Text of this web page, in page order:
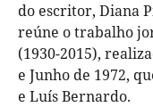
do escritor, Diana
reúne o trabalho
(1930-2015),
e Junho de 1972,
e Luís Bernardo.